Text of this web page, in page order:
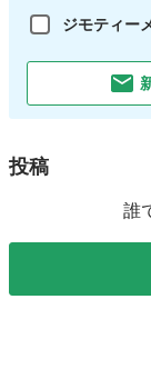
ジモティー
投稿
誰